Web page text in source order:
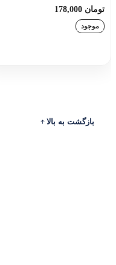
تومان 178,000
موجود
بازگشت به بالا